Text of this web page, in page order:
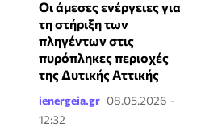
Οι άμεσες ενέργειες για
τη στήριξη των
πληγέντων στις
πυρόπληκες περιοχές
της Δυτικής Αττικής
ienergeia.gr 08.05.2026 -
12:32